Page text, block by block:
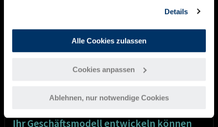
Details
Alle Cookies zulassen
Cookies anpassen
Ablehnen, nur notwendige Cookies
Ihr Geschäftsmodell entwickeln können
entwickeln